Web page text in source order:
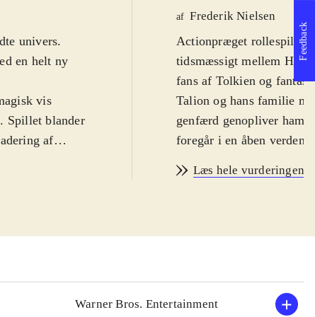
univers.
en helt ny
vis
Spillet blander
af
sværere
spillet også
så mange
kritikere,
af Frederik Nielsen
Actionpræget rollespil i
tidsmæssigt mellem
fans af Tolkien og
Talion og hans familie
genfærd genopliver ham
foregår i en åben verden
Spillet introducerer et
modstandere.
med kendte figurer fra
gøre det til et af de
Læs hele vurderingen
Warner Bros. Entertainment
Feedback